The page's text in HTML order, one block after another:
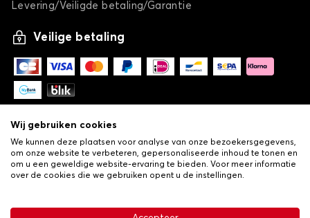
Levering/Veiligde betaling/Garantie
Veilige betaling
Algemene verkoopvoorwaarden•Privacy- en cookiebeleid
Wij gebruiken cookies
We kunnen deze plaatsen voor analyse van onze bezoekersgegevens,
om onze website te verbeteren, gepersonaliseerde inhoud te tonen en
om u een geweldige website-ervaring te bieden. Voor meer informatie
over de cookies die we gebruiken opent u de instellingen.